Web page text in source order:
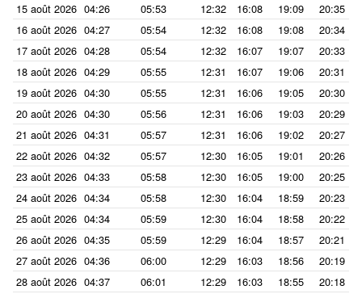
15 août 2026 04:26 05:53 12:32 16:08 19:09
20:35
16 août 2026 04:27 05:54 12:32 16:08 19:08
20:34
17 août 2026 04:28 05:54 12:32 16:07 19:07
20:33
18 août 2026 04:29 05:55 12:31 16:07 19:06
20:31
19 août 2026 04:30 05:55 12:31 16:06 19:05
20:30
20 août 2026 04:30 05:56 12:31 16:06 19:03
20:29
21 août 2026 04:31 05:57 12:31 16:06 19:02
20:27
22 août 2026 04:32 05:57 12:30 16:05 19:01
20:26
23 août 2026 04:33 05:58 12:30 16:05 19:00
20:25
24 août 2026 04:34 05:58 12:30 16:04 18:59
20:23
25 août 2026 04:34 05:59 12:30 16:04 18:58
20:22
26 août 2026 04:35 05:59 12:29 16:04 18:57
20:21
27 août 2026 04:36 06:00 12:29 16:03 18:56
20:19
28 août 2026 04:37 06:01 12:29 16:03 18:55
20:18